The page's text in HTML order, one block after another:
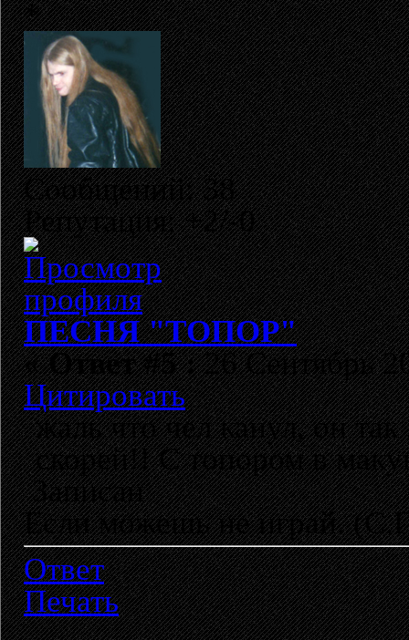
Сообщений: 38
Репутация: +2/-0
ПЕСНЯ "ТОПОР"
«Ответ #5 :26 Сентябрь
Цитировать
жаль что чел канул, он
скорей!! С топором в
Записан
Если можешь не играй.
Ответ
Печать